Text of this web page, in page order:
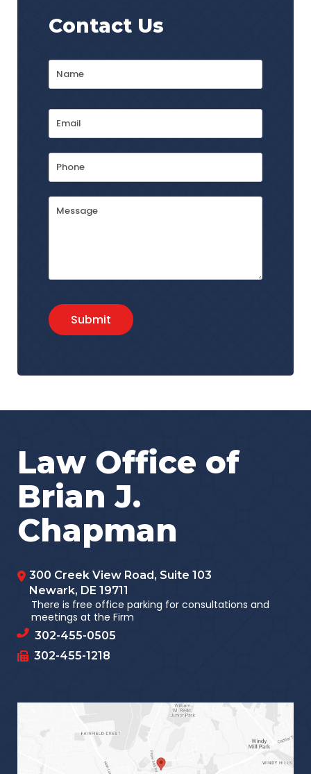
Contact Us
Name
Email
Address*
Phone
Message
Submit
Law Office of
Brian J.
Chapman
300 Creek View Road, Suite 103
Newark, DE 19711
302-455-0505
There is free office parking for consultations and
meetings at the Firm
302-455-1218